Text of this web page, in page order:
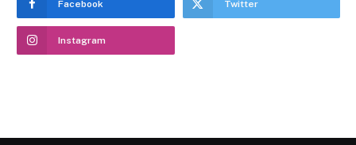
Facebook Twitter
Instagram